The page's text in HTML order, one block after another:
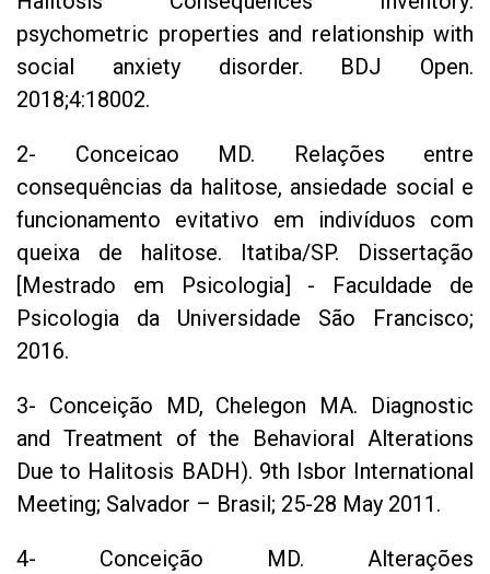
psychometric properties and relationship with
social anxiety disorder. BDJ Open.
2018;4:18002.
2- Conceicao MD. Relações entre
consequências da halitose, ansiedade social e
funcionamento evitativo em indivíduos com
queixa de halitose. Itatiba/SP. Dissertação
[Mestrado em Psicologia] - Faculdade de
Psicologia da Universidade São Francisco;
2016.
3- Conceição MD, Chelegon MA. Diagnostic
and Treatment of the Behavioral Alterations
Due to Halitosis BADH). 9th Isbor International
Meeting; Salvador – Brasil; 25-28 May 2011.
4- Conceição MD. Alterações